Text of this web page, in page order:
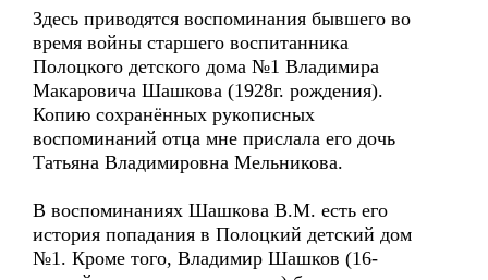
Здесь приводятся воспоминания бывшего во
время войны старшего воспитанника
Полоцкого детского дома №1 Владимира
Макаровича Шашкова (1928г. рождения).
Копию сохранённых рукописных
воспоминаний отца мне прислала его дочь
Татьяна Владимировна Мельникова.
В воспоминаниях Шашкова В.М. есть его
история попадания в Полоцкий детский дом
№1. Кроме того, Владимир Шашков (16-